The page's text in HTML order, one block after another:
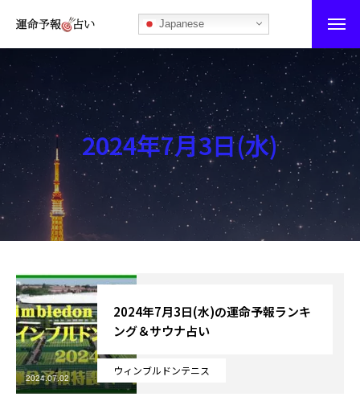
Japanese
運命予報占い
運命予報占いとは
あなたの所属部屋を探そう！
最恐の相性占い
秘伝公開！吉凶カレンダー
記事カテゴリー
ブログ
お知らせ
芸能界
2024年7月3日(水)
ウィンブルドンテニス
2024年7月3日(水)の運命予報ランキ
ング＆サウナ占い
2024.07.02